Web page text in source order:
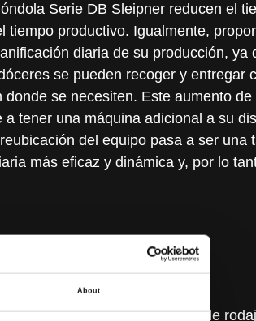
About
Serie DB Sleipner reducen el
tiempo productivo. Igualmente,
diaria de su producción, ya
se pueden recoger y entregar
donde se necesiten. Este aumento de
a tener una máquina adicional a su
del equipo pasa a ser una
más eficaz y dinámica y, por lo
sobre ruedas, los trenes de